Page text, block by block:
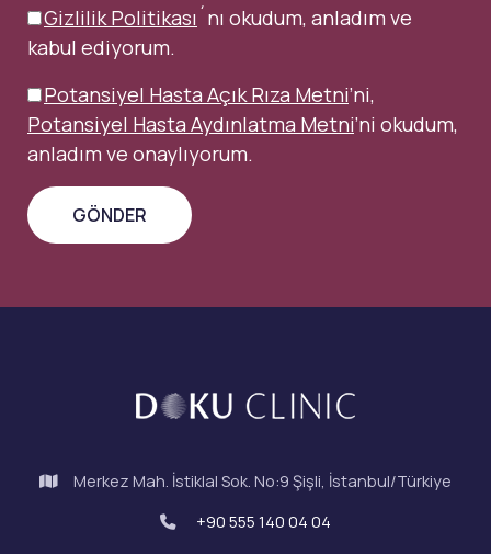
Gizlilik Politikası ´nı okudum, anladım ve
kabul ediyorum.
Potansiyel Hasta Açık Rıza Metni’ni,
Potansiyel Hasta Aydınlatma Metni’ni okudum,
anladım ve onaylıyorum.
Merkez Mah. İstiklal Sok. No:9 Şişli, İstanbul/Türkiye
+90 555 140 04 04